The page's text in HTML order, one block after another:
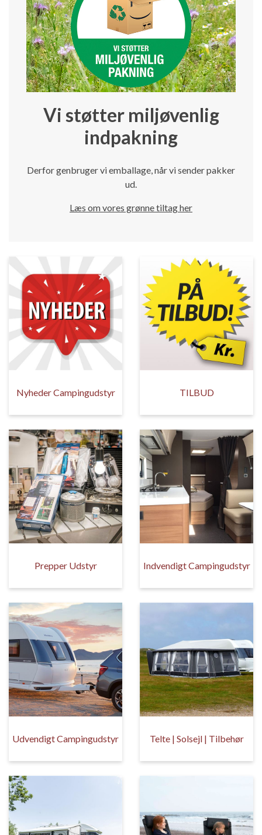
Vi støtter miljøvenlig
indpakning
Derfor genbruger vi emballage, når vi sender pakker
ud.
Læs om vores grønne tiltag her
Nyheder Campingudstyr TILBUD
Prepper Udstyr Indvendigt Campingudstyr
Udvendigt Campingudstyr Telte | Solsejl | Tilbehør